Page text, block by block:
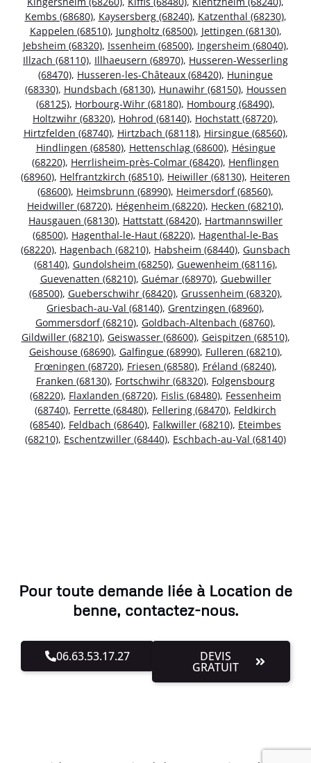
Kembs (68680), Kaysersberg (68240), Katzenthal (68230),
Kappelen (68510), Jungholtz (68500), Jettingen (68130),
Jebsheim (68320), Issenheim (68500), Ingersheim (68040),
Illzach (68110), Illhaeusern (68970), Husseren-Wesserling
(68470), Husseren-les-Châteaux (68420), Huningue
(68330), Hundsbach (68130), Hunawihr (68150), Houssen
(68125), Horbourg-Wihr (68180), Hombourg (68490),
Holtzwihr (68320), Hohrod (68140), Hochstatt (68720),
Hirtzfelden (68740), Hirtzbach (68118), Hirsingue (68560),
Hindlingen (68580), Hettenschlag (68600), Hésingue
(68220), Herrlisheim-près-Colmar (68420), Henflingen
(68960), Helfrantzkirch (68510), Heiwiller (68130), Heiteren
(68600), Heimsbrunn (68990), Heimersdorf (68560),
Heidwiller (68720), Hégenheim (68220), Hecken (68210),
Hausgauen (68130), Hattstatt (68420), Hartmannswiller
(68500), Hagenthal-le-Haut (68220), Hagenthal-le-Bas
(68220), Hagenbach (68210), Habsheim (68440), Gunsbach
(68140), Gundolsheim (68250), Guewenheim (68116),
Guevenatten (68210), Guémar (68970), Guebwiller
(68500), Gueberschwihr (68420), Grussenheim (68320),
Griesbach-au-Val (68140), Grentzingen (68960),
Gommersdorf (68210), Goldbach-Altenbach (68760),
Gildwiller (68210), Geiswasser (68600), Geispitzen (68510),
Geishouse (68690), Galfingue (68990), Fulleren (68210),
Frœningen (68720), Friesen (68580), Fréland (68240),
Franken (68130), Fortschwihr (68320), Folgensbourg
(68220), Flaxlanden (68720), Fislis (68480), Fessenheim
(68740), Ferrette (68480), Fellering (68470), Feldkirch
(68540), Feldbach (68640), Falkwiller (68210), Eteimbes
(68210), Eschentzwiller (68440), Eschbach-au-Val (68140)
Pour toute demande liée à Location de
benne, contactez-nous.
06.63.53.17.27 DEVIS
GRATUIT